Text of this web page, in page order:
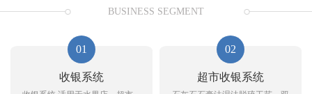
BUSINESS SEGMENT
01
收银系统
02
超市收银系统